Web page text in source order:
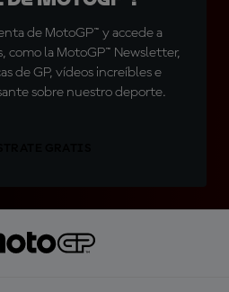
de MotoGP™ y accede a
como la MotoGP™ Newsletter,
de GP, vídeos increíbles e
sobre nuestro deporte.